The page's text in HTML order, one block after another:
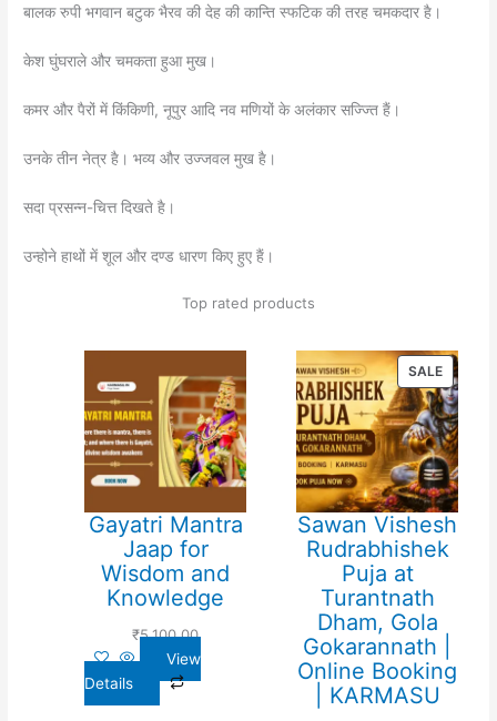
बालक रुपी भगवान बटुक भैरव की देह की कान्ति स्फटिक की तरह चमकदार है।
केश घुंघराले और चमकता हुआ मुख।
कमर और पैरों में किंकिणी, नूपुर आदि नव मणियों के अलंकार सज्ज्ति हैं।
उनके तीन नेत्र है। भव्य और उज्जवल मुख है।
सदा प्रसन्न-चित्त दिखते है।
उन्होने हाथों में शूल और दण्ड धारण किए हुए हैं।
Top rated products
Gayatri Mantra
Jaap for
Wisdom and
Knowledge
₹5,100.00
View
Details
SALE
ON
SALE
Sawan Vishesh
Rudrabhishek
Puja at
Turantnath
Dham, Gola
Gokarannath |
Online Booking
| KARMASU